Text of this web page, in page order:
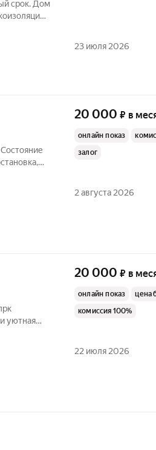
сpок. Дом
c
23 июля 2026
20 000 ₽ в
онлайн показ
залог
2 августа 2026
уютная
для
20 000 ₽ в
онлайн показ
цена
комиссия 100%
22 июля 2026